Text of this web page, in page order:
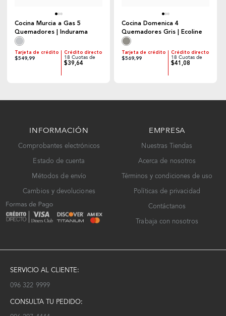
Cocina Murcia a Gas 5
Quemadores | Indurama
Tarjeta de crédito
$549,99
Crédito directo
18 Cuotas de
$39,64
Cocina Domenica 4
Quemadores Gris | Ecoline
Tarjeta de crédito
$569,99
Crédito directo
18 Cuotas de
$41,08
INFORMACIÓN
Comprobantes electrónicos
Estado de cuenta
Métodos de envío
Cambios y devoluciones
EMPRESA
Nuestras Tiendas
Acerca de nosotros
Términos y condiciones de uso
Políticas de privacidad
Contáctanos
Trabaja con nosotros
SERVICIO AL CLIENTE:
096 322 9999
CONSULTA TU PEDIDO: